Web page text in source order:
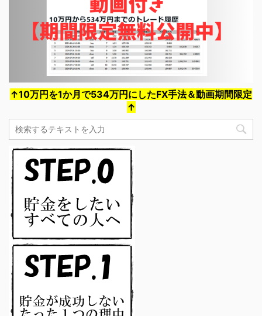
↑10万円を1か月で534万円にしたFX手法＆動画期間限定
↑